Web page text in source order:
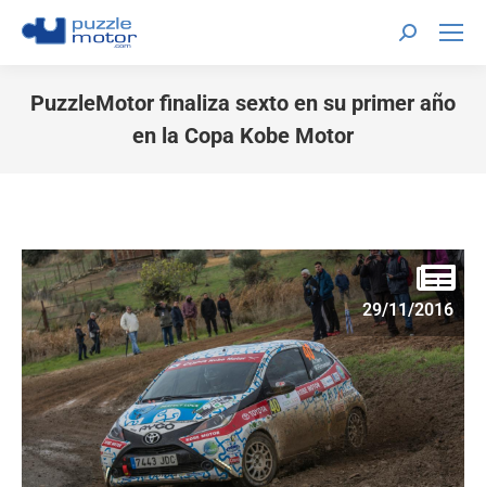
PuzzleMotor finaliza sexto en su primer año
en la Copa Kobe Motor
29/11/2016